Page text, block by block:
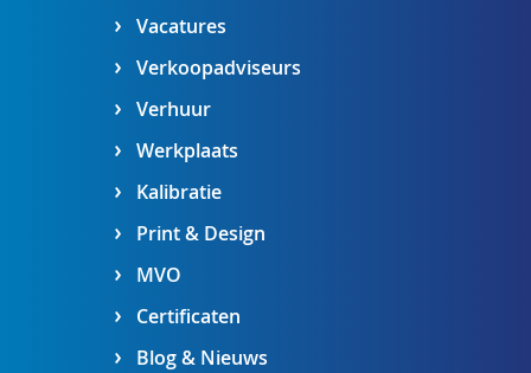
Vacatures
Verkoopadviseurs
Verhuur
Werkplaats
Kalibratie
Print & Design
MVO
Certificaten
Blog & Nieuws